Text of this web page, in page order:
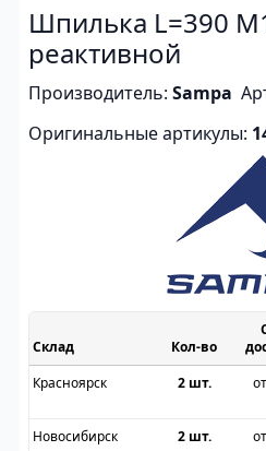
Шпилька L=390
реактивной
Производитель: Sampa
Оригинальные артикулы:
Склад
Красноярск
2 шт.
Новосибирск 2 шт.